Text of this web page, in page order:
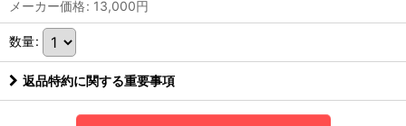
メーカー価格: 13,000円
数量:
返品特約に関する重要事項